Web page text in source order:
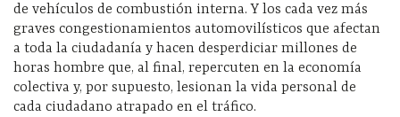
de vehículos de combustión interna. Y los cada vez más
graves congestionamientos automovilísticos que afectan
a toda la ciudadanía y hacen desperdiciar millones de
horas hombre que, al final, repercuten en la economía
colectiva y, por supuesto, lesionan la vida personal de
cada ciudadano atrapado en el tráfico.